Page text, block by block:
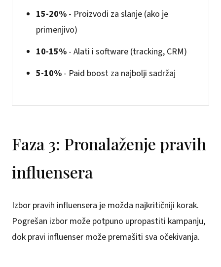
15-20% - Proizvodi za slanje (ako je
primenjivo)
10-15% - Alati i software (tracking, CRM)
5-10% - Paid boost za najbolji sadržaj
Faza 3: Pronalaženje pravih
influensera
Izbor pravih influensera je možda najkritičniji korak.
Pogrešan izbor može potpuno upropastiti kampanju,
dok pravi influenser može premašiti sva očekivanja.